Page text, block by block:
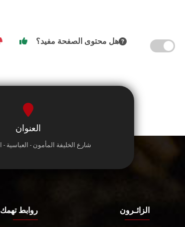
هل محتوى الصفحة مفيد؟
العنوان
شارع الخليفة المأمون - العباسية -
الزائـرون روابط تهمك